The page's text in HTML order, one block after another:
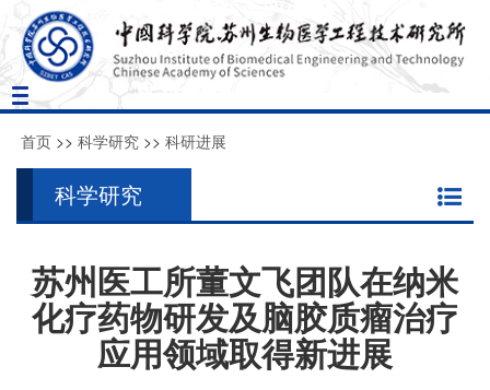
Toggle
navigation
首页 >> 科学研究 >> 科研进展
科学研究
苏州医工所董文飞团队在纳米
化疗药物研发及脑胶质瘤治疗
应用领域取得新进展